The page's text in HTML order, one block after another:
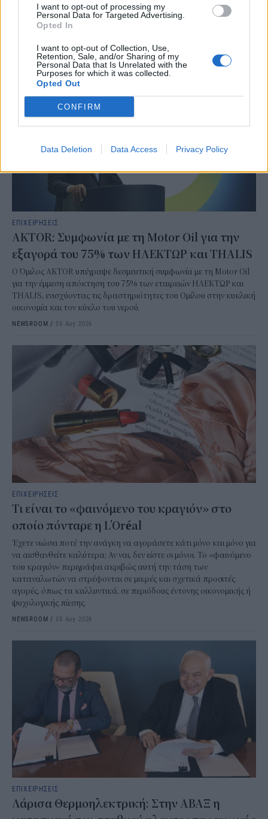
I want to opt-out of processing my
Personal Data for Targeted Advertising.
Opted In
I want to opt-out of Collection, Use,
Retention, Sale, and/or Sharing of my
Personal Data that Is Unrelated with the
Purposes for which it was collected.
Opted Out
CONFIRM
Data Deletion Data Access Privacy Policy
Σε ισχυρή αναπτυξιακή τροχιά επέστρεψε η Metlen στο πρώτο
εξάμηνο του 2026, καταγράφοντας ιστορικά υψηλά επίπεδα σε
NEWSROOM/06 Αυγ 2026
ΕΠΙΧΕΙΡΗΣΕΙΣ
AKTOR: Συμφωνία με τη Motor Oil για την
εξαγορά του 75% των ΗΛΕΚΤΩΡ και THALIS
Ο Όμιλος AKTOR υπέγραψε δεσμευτική συμφωνία με τη Motor Oil
για την έμμεση απόκτηση του 75% των εταιρειών ΗΛΕΚΤΩΡ και
THALIS, ενισχύοντας τις δραστηριότητες του Ομίλου στην κυκλική
οικονομία και τον κύκλο του νερού.
NEWSROOM / 05 Αυγ 2026
ΕΠΙΧΕΙΡΗΣΕΙΣ
Τι είναι το «φαινόμενο του κραγιόν» στο
οποίο πόνταρε η L’Oréal
Έχετε νιώσει ποτέ την ανάγκη να αγοράσετε κάτι μόνο και μόνο για
να αισθανθείτε καλύτερα; Αν ναι, δεν είστε οι μόνοι. Το «φαινόμενο
του κραγιόν» περιγράφει ακριβώς αυτή την τάση των
καταναλωτών να στρέφονται σε μικρές και σχετικά προσιτές
αγορές, όπως τα καλλυντικά, σε περιόδους έντονης οικονομικής ή
ψυχολογικής πίεσης.
NEWSROOM / 05 Αυγ 2026
ΕΠΙΧΕΙΡΗΣΕΙΣ
Λάρισα Θερμοηλεκτρική: Στην ΑΒΑΞ η